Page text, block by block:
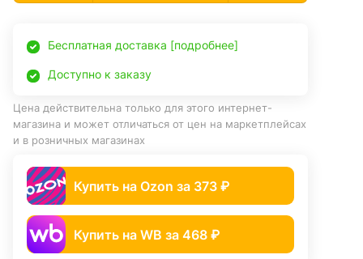
Бесплатная доставка [подробнее]
Доступно к заказу
Цена действительна только для этого интернет-
магазина и может отличаться от цен на маркетплейсах
и в розничных магазинах
Купить на Ozon за 373 ₽
Купить на WB за 468 ₽